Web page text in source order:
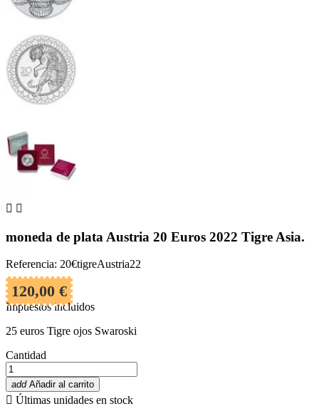
 
moneda de plata Austria 20 Euros 2022 Tigre Asia.
Referencia: 20€tigreAustria22
120,00 €
Impuestos incluidos
25 euros Tigre ojos Swaroski
Cantidad
add Añadir al carrito
 Últimas unidades en stock